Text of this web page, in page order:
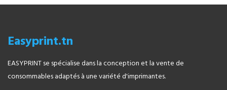
Easyprint.tn
EASYPRINT se spécialise dans la conception et la vente de
consommables adaptés à une variété d'imprimantes.